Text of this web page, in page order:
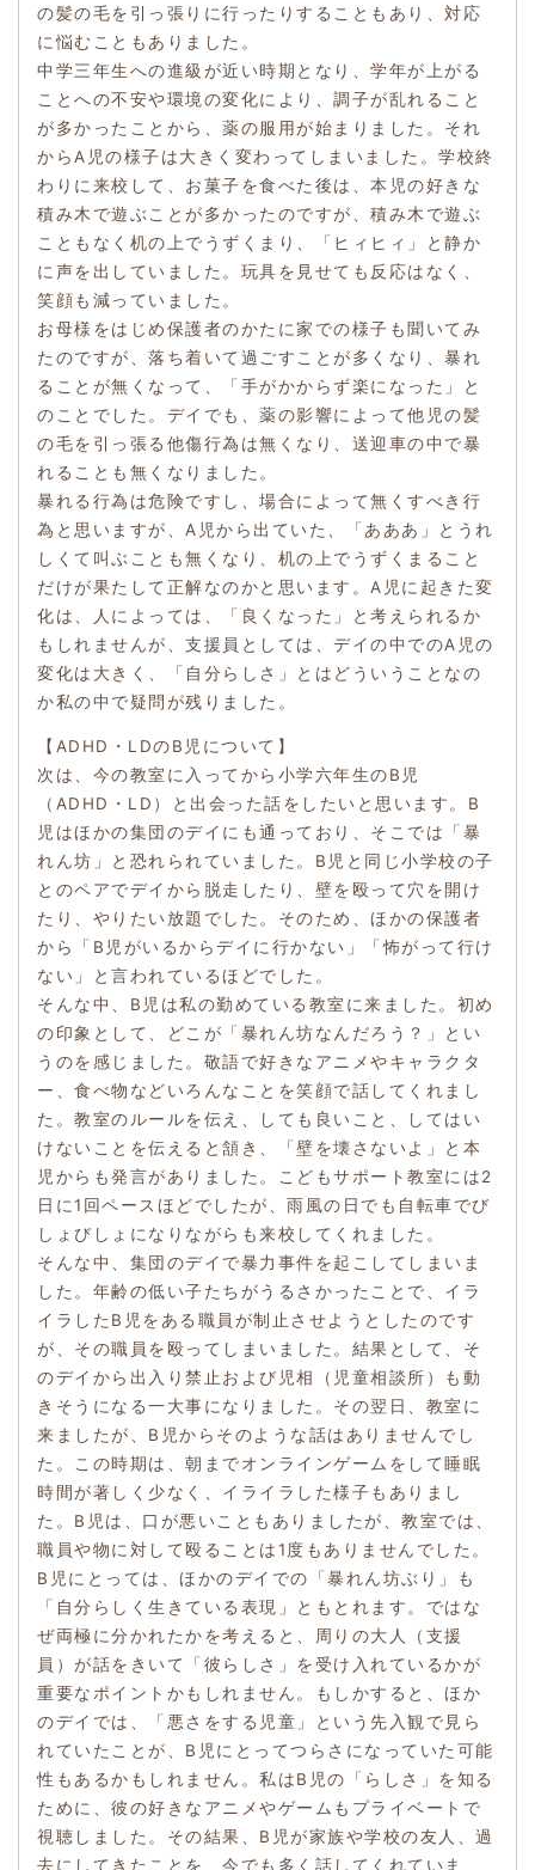
の髪の毛を引っ張りに行ったりすることもあり、対応
に悩むこともありました。
中学三年生への進級が近い時期となり、学年が上がる
ことへの不安や環境の変化により、調子が乱れること
が多かったことから、薬の服用が始まりました。それ
からA児の様子は大きく変わってしまいました。学校終
わりに来校して、お菓子を食べた後は、本児の好きな
積み木で遊ぶことが多かったのですが、積み木で遊ぶ
こともなく机の上でうずくまり、「ヒィヒィ」と静か
に声を出していました。玩具を見せても反応はなく、
笑顔も減っていました。
お母様をはじめ保護者のかたに家での様子も聞いてみ
たのですが、落ち着いて過ごすことが多くなり、暴れ
ることが無くなって、「手がかからず楽になった」と
のことでした。デイでも、薬の影響によって他児の髪
の毛を引っ張る他傷行為は無くなり、送迎車の中で暴
れることも無くなりました。
暴れる行為は危険ですし、場合によって無くすべき行
為と思いますが、A児から出ていた、「あああ」とうれ
しくて叫ぶことも無くなり、机の上でうずくまること
だけが果たして正解なのかと思います。A児に起きた変
化は、人によっては、「良くなった」と考えられるか
もしれませんが、支援員としては、デイの中でのA児の
変化は大きく、「自分らしさ」とはどういうことなの
か私の中で疑問が残りました。
【ADHD・LDのB児について】
次は、今の教室に入ってから小学六年生のB児
（ADHD・LD）と出会った話をしたいと思います。B
児はほかの集団のデイにも通っており、そこでは「暴
れん坊」と恐れられていました。B児と同じ小学校の子
とのペアでデイから脱走したり、壁を殴って穴を開け
たり、やりたい放題でした。そのため、ほかの保護者
から「B児がいるからデイに行かない」「怖がって行け
ない」と言われているほどでした。
そんな中、B児は私の勤めている教室に来ました。初め
の印象として、どこが「暴れん坊なんだろう？」とい
うのを感じました。敬語で好きなアニメやキャラクタ
ー、食べ物などいろんなことを笑顔で話してくれまし
た。教室のルールを伝え、しても良いこと、してはい
けないことを伝えると頷き、「壁を壊さないよ」と本
児からも発言がありました。こどもサポート教室には2
日に1回ペースほどでしたが、雨風の日でも自転車でび
しょびしょになりながらも来校してくれました。
そんな中、集団のデイで暴力事件を起こしてしまいま
した。年齢の低い子たちがうるさかったことで、イラ
イラしたB児をある職員が制止させようとしたのです
が、その職員を殴ってしまいました。結果として、そ
のデイから出入り禁止および児相（児童相談所）も動
きそうになる一大事になりました。その翌日、教室に
来ましたが、B児からそのような話はありませんでし
た。この時期は、朝までオンラインゲームをして睡眠
時間が著しく少なく、イライラした様子もありまし
た。B児は、口が悪いこともありましたが、教室では、
職員や物に対して殴ることは1度もありませんでした。
B児にとっては、ほかのデイでの「暴れん坊ぶり」も
「自分らしく生きている表現」ともとれます。ではな
ぜ両極に分かれたかを考えると、周りの大人（支援
員）が話をきいて「彼らしさ」を受け入れているかが
重要なポイントかもしれません。もしかすると、ほか
のデイでは、「悪さをする児童」という先入観で見ら
れていたことが、B児にとってつらさになっていた可能
性もあるかもしれません。私はB児の「らしさ」を知る
ために、彼の好きなアニメやゲームもプライベートで
視聴しました。その結果、B児が家族や学校の友人、過
去にしてきたことを、今でも多く話してくれていま